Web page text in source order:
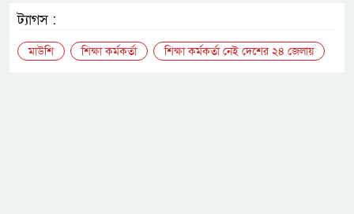
ট্যাগস :
মাউশি শিক্ষা কর্মকর্তা শিক্ষা কর্মকর্তা নেই দেশের ২৪ জেলায়